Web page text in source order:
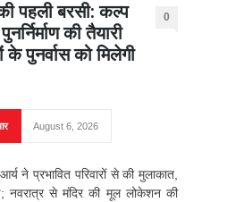
पहली बरसी: कल्प
की तैयारी
पुनर्वास को मिलेगी
0
August 6, 2026
ने प्रभावित परिवारों से की मुलाकात,
नवरात्र से मंदिर की मूल लोकेशन की